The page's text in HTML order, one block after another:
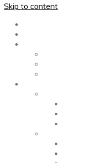
Skip to content